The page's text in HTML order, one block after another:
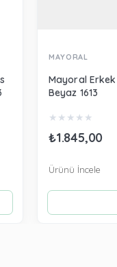
MAYORAL
Mayoral Erkek
Beyaz 1613
★ ★ ★ ★ ★
₺1.845,00
Ürünü İncele